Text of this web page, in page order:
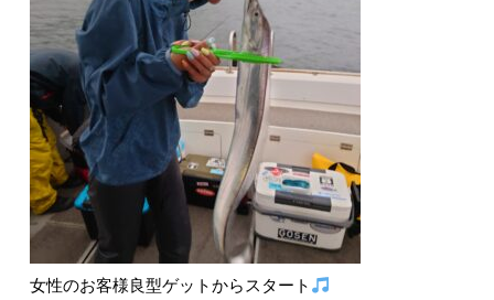
女性のお客様良型ゲットからスタート